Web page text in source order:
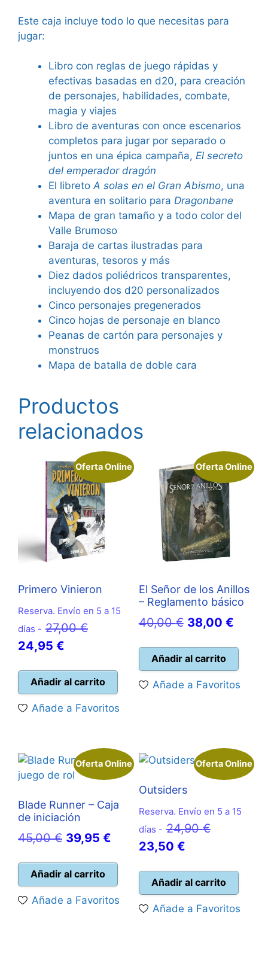
Este caja incluye todo lo que necesitas para
jugar:
Libro con reglas de juego rápidas y
efectivas basadas en d20, para creación
de personajes, habilidades, combate,
magia y viajes
Libro de aventuras con once escenarios
completos para jugar por separado o
juntos en una épica campaña, El secreto
del emperador dragón
El libretoA solas en el Gran Abismo, una
aventura en solitario para Dragonbane
Mapa de gran tamaño y a todo color del
Valle Brumoso
Baraja de cartas ilustradas para
aventuras, tesoros y más
Diez dados poliédricos transparentes,
incluyendo dos d20 personalizados
Cinco personajes pregenerados
Cinco hojas de personaje en blanco
Peanas de cartón para personajes y
monstruos
Mapa de batalla de doble cara
Productos
relacionados
Oferta Online
Primero Vinieron
Reserva. Envío en 5 a 15
días - 27,00€El
era:
27,00 €.
24,95 €
actual
es:
24,95 €.
Añadir al carrito
Añade a Favoritos
Oferta Online
El Señor de los Anillos
– Reglamento básico
40,00€ El
original
era:
40,00 €.
38,00 €El
es:
Añadir al carrito
Añade a Favoritos
Oferta Online
Blade Runner – Caja
de iniciación
45,00€ El
original
era:
45,00 €.
39,95 €
precio
actual
es:
39,95 €.
Añadir al carrito
Añade a Favoritos
Oferta Online
Outsiders
Reserva. Envío en 5 a 15
días - 24,90€El
era:
24,90 €.
23,50 €El
actual
es:
23,50 €.
Añadir al carrito
Añade a Favoritos